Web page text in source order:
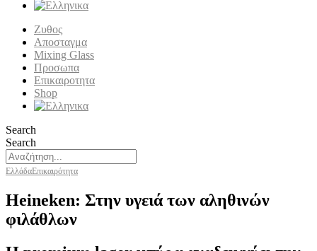
Ζυθος
Αποσταγμα
Mixing Glass
Προσωπα
Επικαιροτητα
Shop
Search
Search
ΕλλάδαΕπικαιρότητα
Heineken: Στην υγειά των αληθινών
φιλάθλων